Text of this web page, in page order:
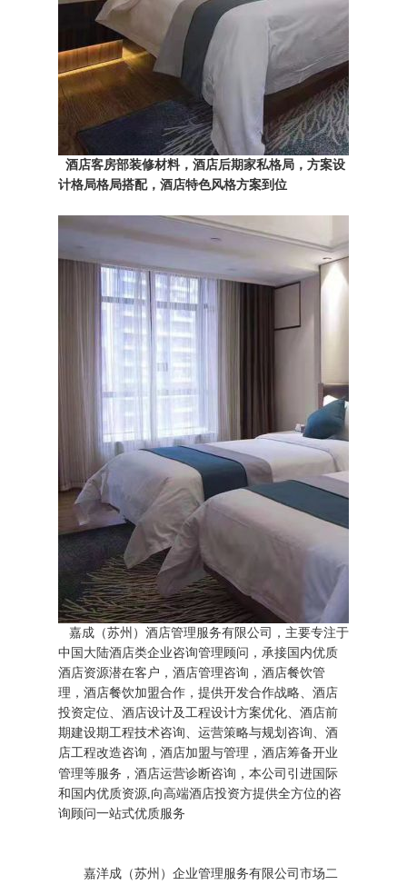
酒店客房部装修材料，酒店后期家私格局，方案设
计格局格局搭配，酒店特色风格方案到位
嘉成（苏州）酒店管理服务有限公司， 主要专注于
中国大陆酒店类企业咨询管理顾问，承接国内优质
酒店资源潜在客户，酒店管理咨询，酒店餐饮管
理，酒店餐饮加盟合作， 提供开发合作战略、酒店
投资定位、酒店设计及工程设计方案优化、酒店前
期建设期工程技术咨询、运营策略与规划咨询、酒
店工程改造咨询，酒店加盟与管理， 酒店筹备开业
管理等服务， 酒店运营诊断咨询 ，本公司引进国际
和国内优质资源,向高端酒店投资方提供全方位的咨
询顾问一站式优质服务
嘉洋成（苏州）企业管理服务有限公司市场二